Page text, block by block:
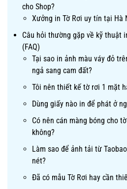
cho Shop?
Xưởng in Tờ Rơi uy tín tại Hà
Câu hỏi thường gặp về kỹ thuật
(FAQ)
Tại sao in ảnh màu váy đỏ
ngả sang cam đất?
Tôi nên thiết kế tờ rơi 1 mặt
Dùng giấy nào in để phát ở
Có nên cán màng bóng cho
không?
Làm sao để ảnh tải từ
nét?
Đã có mẫu Tờ Rơi hay cần